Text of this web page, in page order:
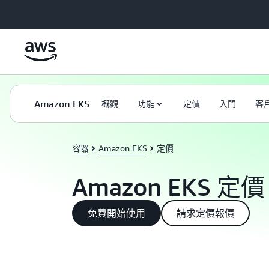
Amazon EKS 概觀 功能 定價 入門 客
容器 Amazon EKS 定價
Amazon EKS 定價
免費開始使用 請求定價報價